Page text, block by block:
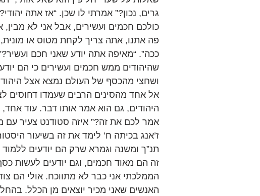
גרים, נכון?” אמרתי לו שכן. “אז אתה
כולכם חכמים ועשירים, אבל אני לא
פה אתנו, אתה צריך לקחת מטוס או מונית,
ככה”. “מאיפה אתה יודע שאני חכם
שהיהודים ממש חכמים ועשירים כי הם
ושחצי מהכסף של העולם נמצא אצל
אל אחד מהסינים הרבים שעמדו דחוסים
היהודים, גם הוא אמר אותו דבר. עוד אחד,
אמר לכם את זה?” איזה סטודנט צעיר עם
ז’אנג בכיתה ח’ לימד את זה בשיעור
תנ”ך ומשנה וגמרא שרק הם יודעים ללמוד
זה הם מאוד חכמים, וגם יודעים לעשות
הממלכתי אני כבר לא מתווכח. אולי הם
האנשים שאני מכיר יוצאים מן הכלל.